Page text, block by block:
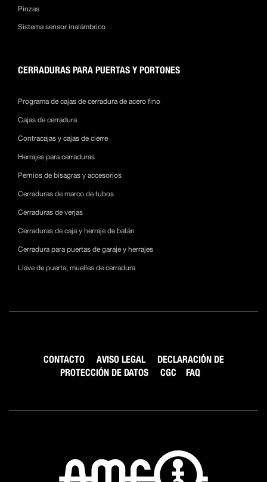
Pinzas
Sistema sensor inalámbrico
CERRADURAS PARA PUERTAS Y PORTONES
Programa de cajas de cerradura de acero fino
Cajas de cerradura
Contracajas y cajas de cierre
Herrajes para cerraduras
Pernios de bisagras y accesorios
Cerraduras de marco de tubos
Cerraduras de verjas
Cerraduras de caja y herraje de batán
Cerradura para puertas de garaje y herrajes
Llave de puerta, muelles de cerradura
CONTACTO AVISO LEGAL
DECLARACIÓN DE
PROTECCIÓN DE DATOS
CGC FAQ